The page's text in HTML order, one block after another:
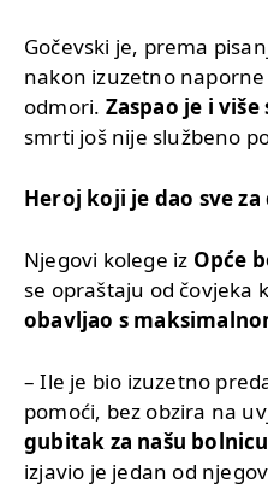
Gočevski je, prema
nakon izuzetno
odmori. Zaspao je i
smrti još nije službeno
Heroj koji je dao sve
Njegovi kolege iz Opće
se opraštaju od čovjeka
obavljao s
– Ile je bio izuzetno
pomoći, bez obzira na
gubitak za našu
izjavio je jedan od